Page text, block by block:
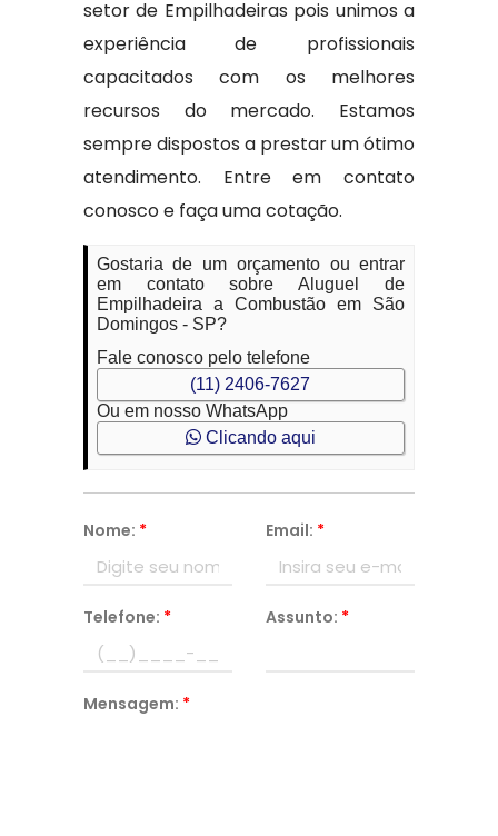
setor de Empilhadeiras pois unimos a
experiência de profissionais
capacitados com os melhores
recursos do mercado. Estamos
sempre dispostos a prestar um ótimo
atendimento. Entre em contato
conosco e faça uma cotação.
Gostaria de um orçamento ou entrar
em contato sobre Aluguel de
Empilhadeira a Combustão em São
Domingos - SP?
Fale conosco pelo telefone
(11) 2406-7627
Ou em nosso WhatsApp
Clicando aqui
Nome: * Email: *
Telefone: * Assunto: *
Mensagem: *